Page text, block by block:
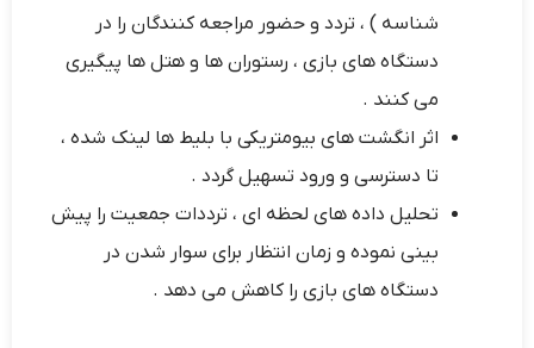
شناسه ) ،‌ تردد و حضور مراجعه کنندگان را در
دستگاه های بازی ، رستوران ها و هتل ها پیگیری
می کنند .
اثر انگشت های بیومتریکی با بلیط ها لینک شده ،
تا دسترسی و ورود تسهیل گردد .
تحلیل داده های لحظه ای ، ترددات جمعیت را پیش
بینی نموده و زمان انتظار برای سوار شدن در
دستگاه های بازی را کاهش می دهد .